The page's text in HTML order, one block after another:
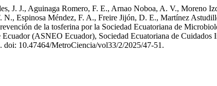
J. J., Aguinaga Romero, F. E., Arnao Noboa, A. V., Moreno
Espinosa Méndez, F. A., Freire Jijón, D. E., Martínez
de la tosferina por la Sociedad Ecuatoriana de
(ASNEO Ecuador), Sociedad Ecuatoriana de
doi: 10.47464/MetroCiencia/vol33/2/2025/47-51.